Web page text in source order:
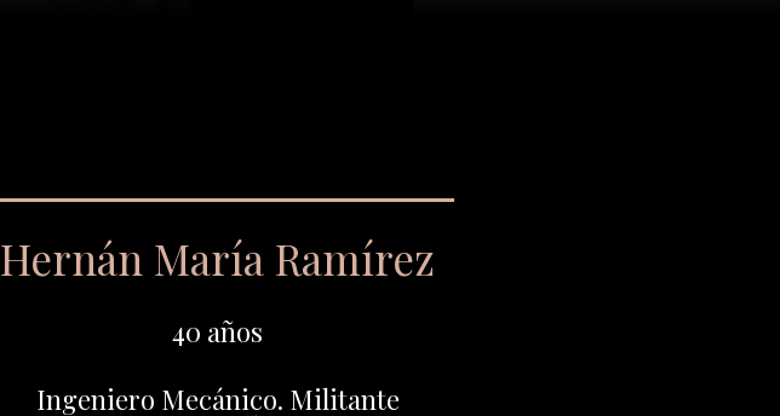
Hernán María Ramírez
40 años
Ingeniero Mecánico. Militante